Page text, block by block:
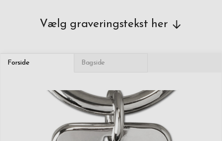
Vælg graveringstekst her
Forside Bagside